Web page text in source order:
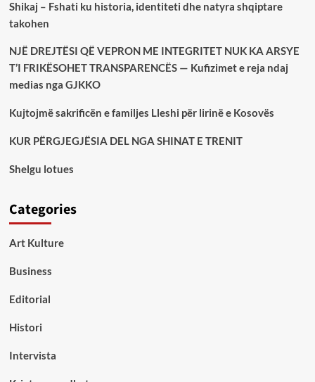
Shikaj – Fshati ku historia, identiteti dhe natyra shqiptare
takohen
NJË DREJTËSI QË VEPRON ME INTEGRITET NUK KA ARSYE
T’I FRIKËSOHET TRANSPARENCËS — Kufizimet e reja ndaj
medias nga GJKKO
Kujtojmë sakrificën e familjes Lleshi për lirinë e Kosovës
KUR PËRGJEGJËSIA DEL NGA SHINAT E TRENIT
Shelgu lotues
Categories
Art Kulture
Business
Editorial
Histori
Intervista